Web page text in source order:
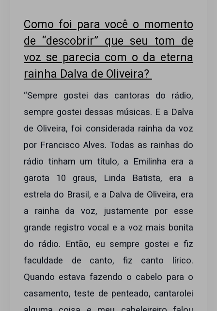
Como foi para você o momento
de “descobrir” que seu tom de
voz se parecia com o da eterna
rainha Dalva de Oliveira?
“Sempre gostei das cantoras do rádio,
sempre gostei dessas músicas. E a Dalva
de Oliveira, foi considerada rainha da voz
por Francisco Alves. Todas as rainhas do
rádio tinham um título, a Emilinha era a
garota 10 graus, Linda Batista, era a
estrela do Brasil, e a Dalva de Oliveira, era
a rainha da voz, justamente por esse
grande registro vocal e a voz mais bonita
do rádio. Então, eu sempre gostei e fiz
faculdade de canto, fiz canto lírico.
Quando estava fazendo o cabelo para o
casamento, teste de penteado, cantarolei